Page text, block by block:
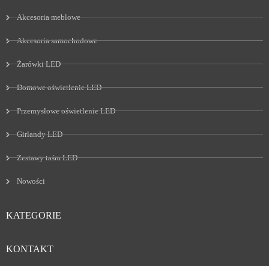
Akcesoria meblowe
Akcesoria samochodowe
Żarówki LED
Domowe oświetlenie LED
Przemysłowe oświetlenie LED
Girlandy LED
Zestawy taśm LED
Nowości
KATEGORIE
KONTAKT